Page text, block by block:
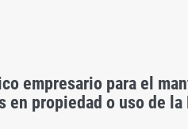
empresario para el
propiedad o uso de